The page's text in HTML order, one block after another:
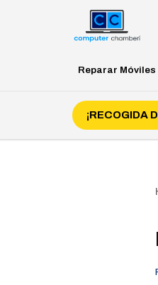
Reparar Móviles
¡RECOGIDA